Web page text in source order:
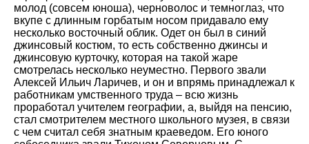
молод (совсем юноша), черноволос и темноглаз, что
вкупе с длинным горбатым носом придавало ему
несколько восточный облик. Одет он был в синий
джинсовый костюм, то есть собственно джинсы и
джинсовую курточку, которая на такой жаре
смотрелась несколько неуместно. Первого звали
Алексей Ильич Ларичев, и он и впрямь принадлежал к
работникам умственного труда – всю жизнь
проработал учителем географии, а, выйдя на пенсию,
стал смотрителем местного школьного музея, в связи
с чем считал себя знатным краеведом. Его юного